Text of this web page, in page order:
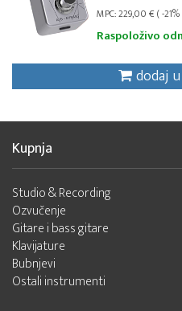
MPC: 229,00 € ( -21%
Raspoloživo
dodaj
Kupnja
Studio & Recording
Ozvučenje
Gitare i bass gitare
Klavijature
Bubnjevi
Ostali instrumenti